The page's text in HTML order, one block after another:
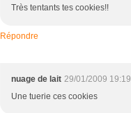
Très tentants tes cookies!!
Répondre
nuage de lait 29/01/2009 19:19
Une tuerie ces cookies